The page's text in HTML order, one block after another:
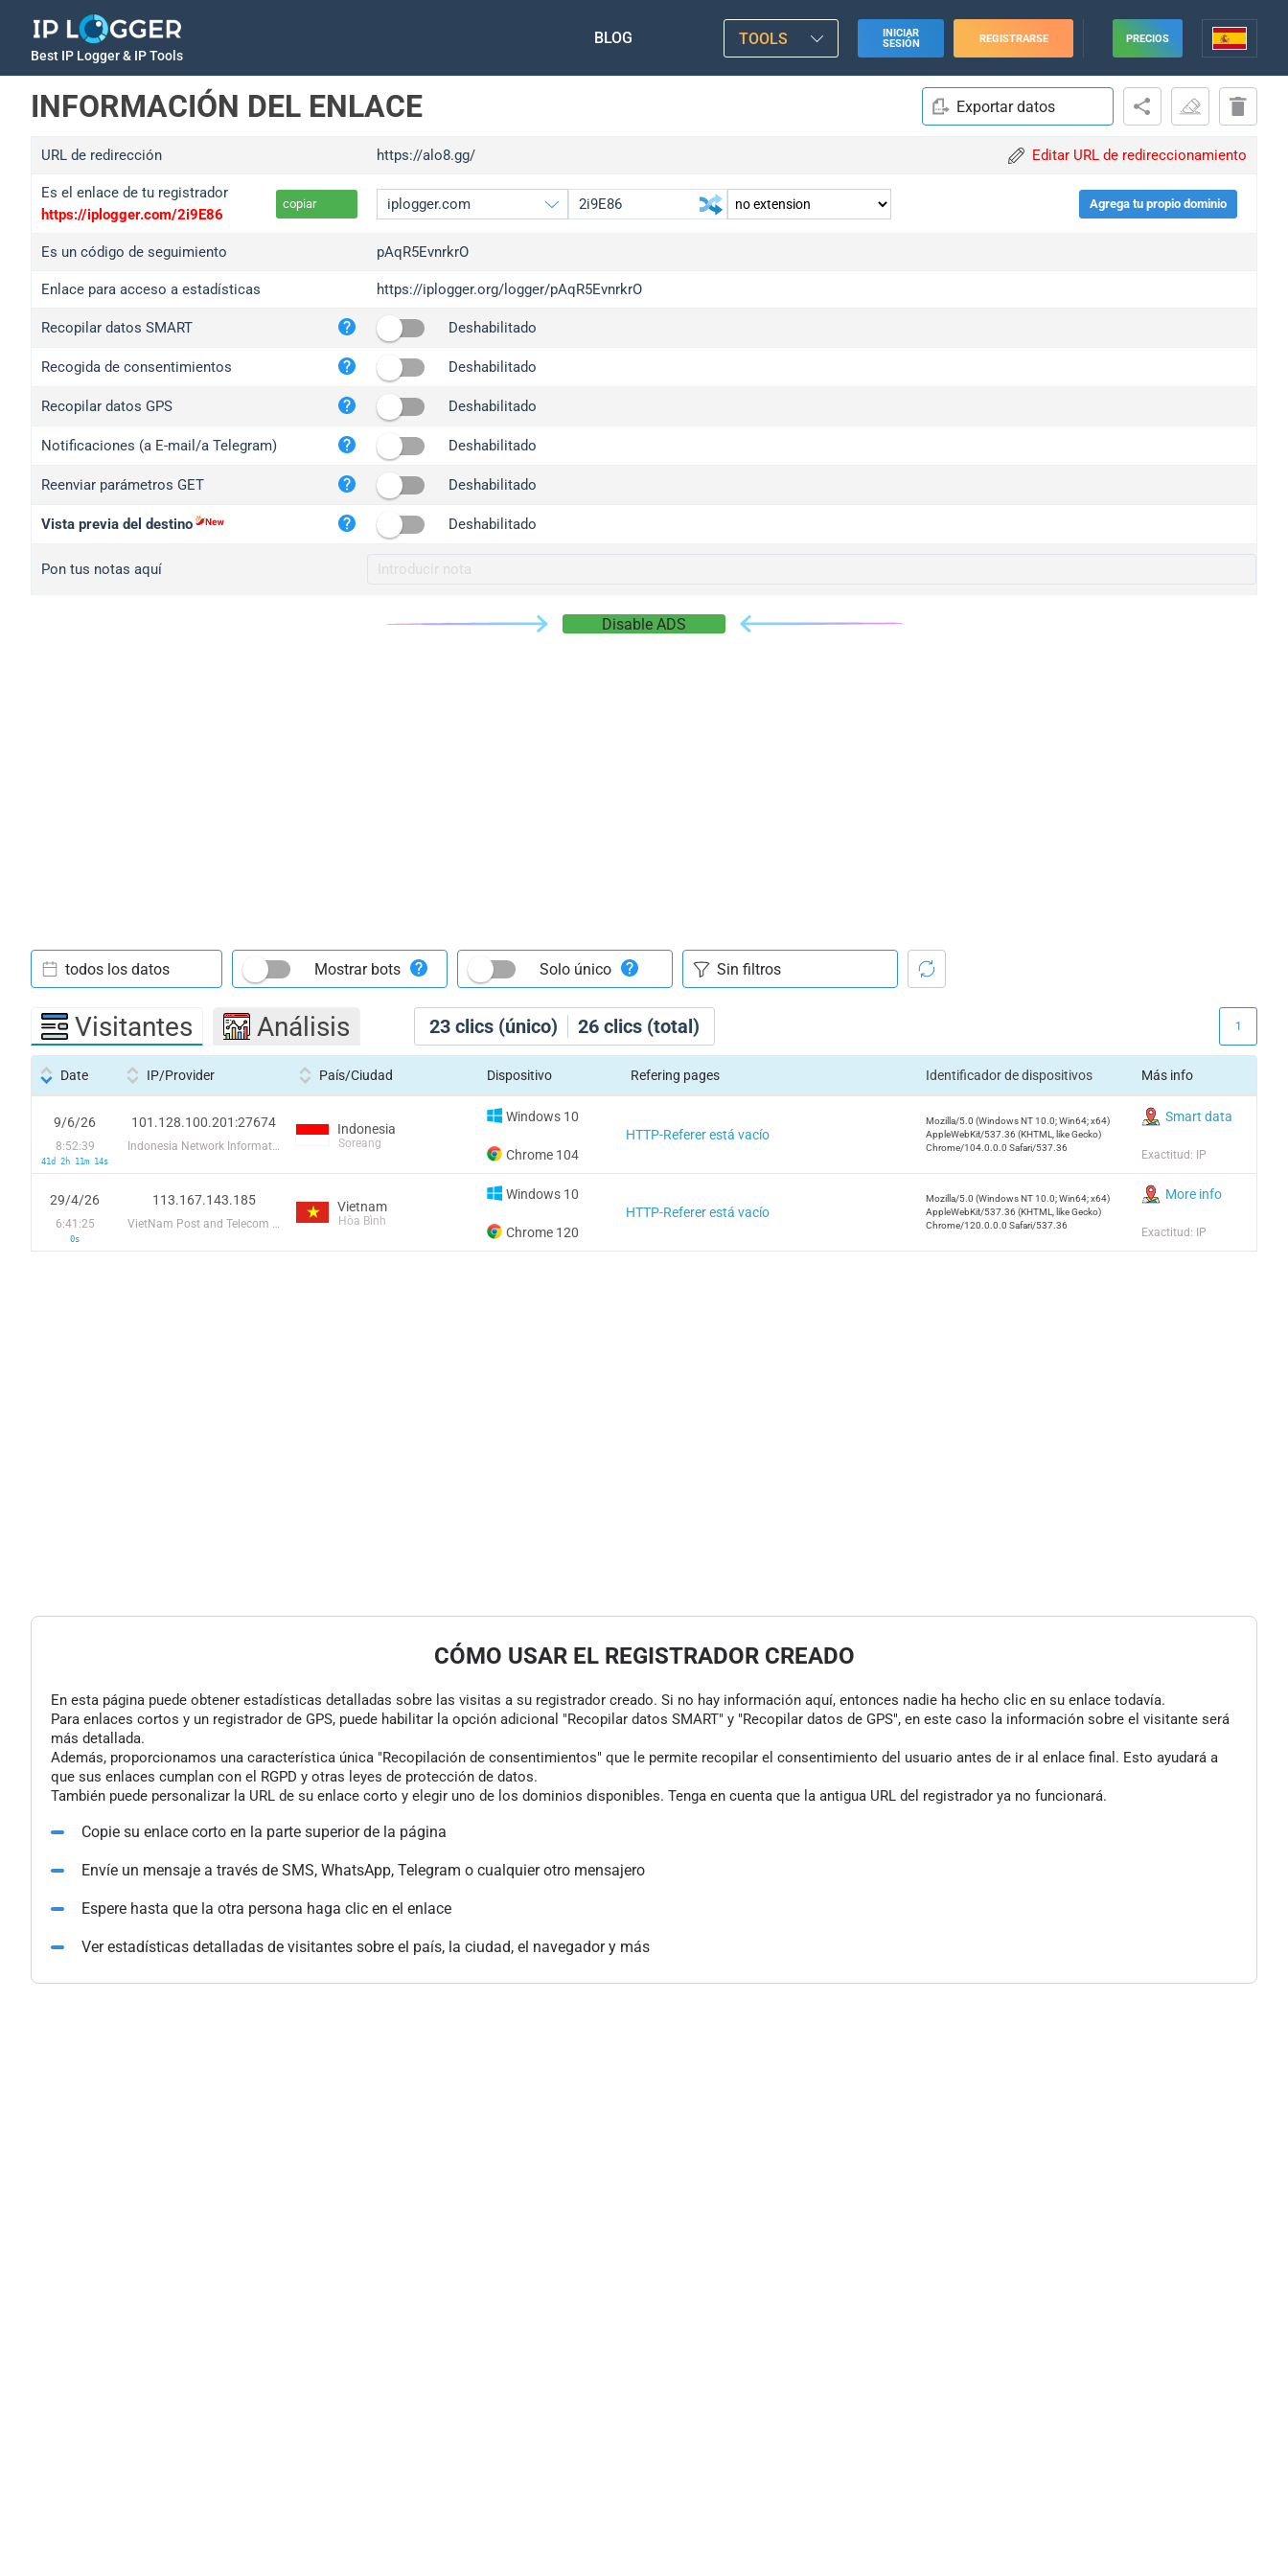
Best IP Logger & IP Tools
BLOG TOOLS
INICIAR
SESIÓN
REGISTRARSE PRECIOS
INFORMACIÓN DEL ENLACE Exportar datos
URL de redirección https://alo8.gg/ Editar URL de redireccionamiento
Es el enlace de tu registrador
https://iplogger.com/2i9E86
copiar
iplogger.org
wl.gl
ed.tc
iplogger.com
iplogger.co
2no.co
yip.su
iplogger.info
Agrega tu propio dominio
Es un código de seguimiento pAqR5EvnrkrO
Enlace para acceso a estadísticas https://iplogger.org/logger/pAqR5EvnrkrO
Recopilar datos SMART Deshabilitado
Recogida de consentimientos Deshabilitado
Recopilar datos GPS Deshabilitado
Notificaciones (a E-mail/a Telegram) Deshabilitado
Reenviar parámetros GET Deshabilitado
Vista previa del destino Deshabilitado
Pon tus notas aquí
Disable ADS
23 clics (único) 26 clics (total)
todos los datos Mostrar bots Solo único
Visitantes Análisis 1
Date IP/Provider País/Ciudad Dispositivo Refering pages Identificador de dispositivos Más info
9/6/26
8:52:39
41d 2h 11m 14s
101.128.100.201:27674
Indonesia Network Information Center
Indonesia
Soreang
Windows 10
Chrome 104
HTTP-Referer está vacío
Mozilla/5.0 (Windows NT 10.0; Win64; x64)
AppleWebKit/537.36 (KHTML, like Gecko)
Chrome/104.0.0.0 Safari/537.36
Smart data
Exactitud: IP
29/4/26
6:41:25
0s
113.167.143.185
VietNam Post and Telecom Corporation
Vietnam
Hòa Bình
Windows 10
Chrome 120
HTTP-Referer está vacío
Mozilla/5.0 (Windows NT 10.0; Win64; x64)
AppleWebKit/537.36 (KHTML, like Gecko)
Chrome/120.0.0.0 Safari/537.36
More info
Exactitud: IP
CÓMO USAR EL REGISTRADOR CREADO
En esta página puede obtener estadísticas detalladas sobre las visitas a su registrador creado. Si no hay información aquí, entonces nadie ha hecho clic en su enlace todavía.
Para enlaces cortos y un registrador de GPS, puede habilitar la opción adicional "Recopilar datos SMART" y "Recopilar datos de GPS", en este caso la información sobre el visitante será
más detallada.
Además, proporcionamos una característica única "Recopilación de consentimientos" que le permite recopilar el consentimiento del usuario antes de ir al enlace final. Esto ayudará a
que sus enlaces cumplan con el RGPD y otras leyes de protección de datos.
También puede personalizar la URL de su enlace corto y elegir uno de los dominios disponibles. Tenga en cuenta que la antigua URL del registrador ya no funcionará.
Copie su enlace corto en la parte superior de la página
Envíe un mensaje a través de SMS, WhatsApp, Telegram o cualquier otro mensajero
Espere hasta que la otra persona haga clic en el enlace
Ver estadísticas detalladas de visitantes sobre el país, la ciudad, el navegador y más